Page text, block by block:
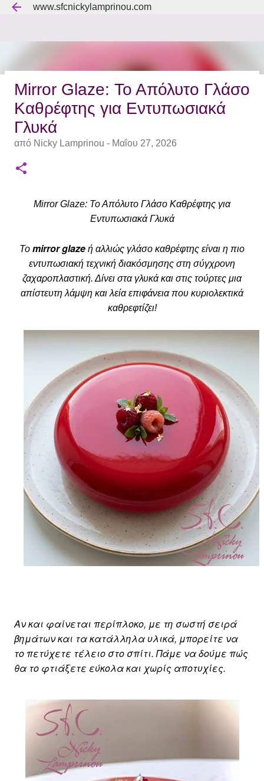
Μετάβαση στο κύριο περιεχόμενο
www.sfcnickylamprinou.com
Πάβλοβα - Pavlova.
Nicky Lamprinou
0
Mirror Glaze: Το Απόλυτο Γλάσο
Καθρέφτης για Εντυπωσιακά
Γλυκά
από Nicky Lamprinou - Μαΐου 27, 2026
Mirror Glaze: Το Απόλυτο Γλάσο Καθρέφτης για
Εντυπωσιακά Γλυκά
Το mirror glaze ή αλλιώς γλάσο καθρέφτης είναι η πιο
εντυπωσιακή τεχνική διακόσμησης στη σύγχρονη
ζαχαροπλαστική. Δίνει στα γλυκά και στις τούρτες μια
απίστευτη λάμψη και λεία επιφάνεια που κυριολεκτικά
καθρεφτίζει!
Αν και φαίνεται περίπλοκο, με τη σωστή σειρά
βημάτων και τα κατάλληλα υλικά, μπορείτε να
το πετύχετε τέλειο στο σπίτι. Πάμε να δούμε πώς
θα το φτιάξετε εύκολα και χωρίς αποτυχίες.